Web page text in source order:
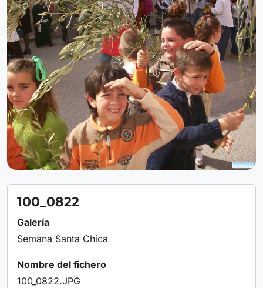
100_0822
Galería
Semana Santa Chica
Nombre del fichero
100_0822.JPG